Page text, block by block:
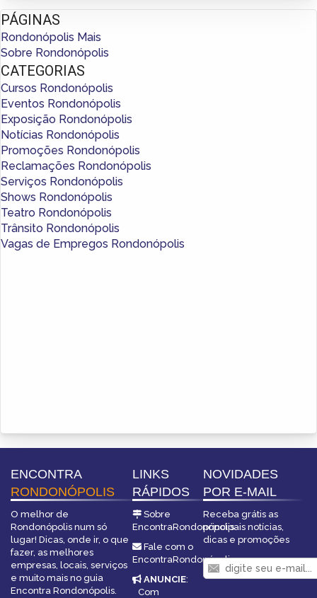
PÁGINAS
Rondonópolis Mais
Sobre Rondonópolis
CATEGORIAS
Cursos Rondonópolis
Eventos Rondonópolis
Exposição Rondonópolis
Notícias Rondonópolis
Promoções Rondonópolis
Reclamações Rondonópolis
Serviços Rondonópolis
Shows Rondonópolis
Teatro Rondonópolis
Trânsito Rondonópolis
Vagas de Empregos Rondonópolis
ENCONTRA
RONDONÓPOLIS
O melhor de
Rondonópolis num só
lugar! Dicas, onde ir, o que
fazer, as melhores
empresas, locais, serviços
e muito mais no guia
Encontra Rondonópolis.
LINKS
RÁPIDOS
Sobre
EncontraRondonópolis
Fale com o
EncontraRondonópolis
ANUNCIE:
Com
NOVIDADES
POR E-MAIL
Receba grátis as
principais notícias,
dicas e promoções